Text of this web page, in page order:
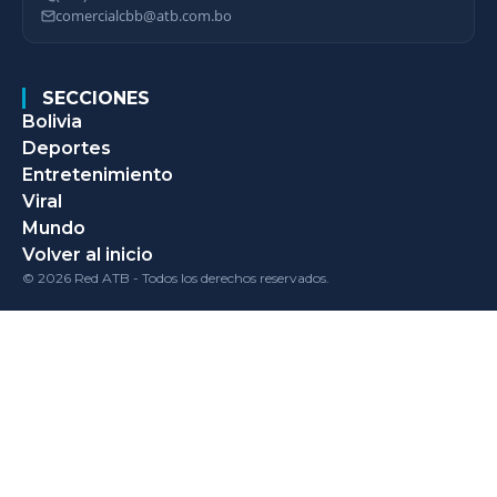
comercialcbb@atb.com.bo
SECCIONES
Bolivia
Deportes
Entretenimiento
Viral
Mundo
Volver al inicio
© 2026 Red ATB - Todos los derechos reservados.